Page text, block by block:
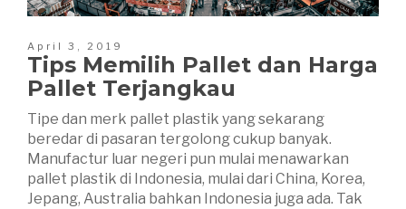
April 3, 2019
Tips Memilih Pallet dan Harga
Pallet Terjangkau
Tipe dan merk pallet plastik yang sekarang
beredar di pasaran tergolong cukup banyak.
Manufactur luar negeri pun mulai menawarkan
pallet plastik di Indonesia, mulai dari China, Korea,
Jepang, Australia bahkan Indonesia juga ada. Tak